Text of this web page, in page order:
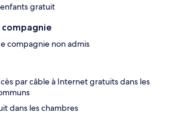
gratuit
compagnie non admis
par câble à Internet gratuits dans les
dans les chambres